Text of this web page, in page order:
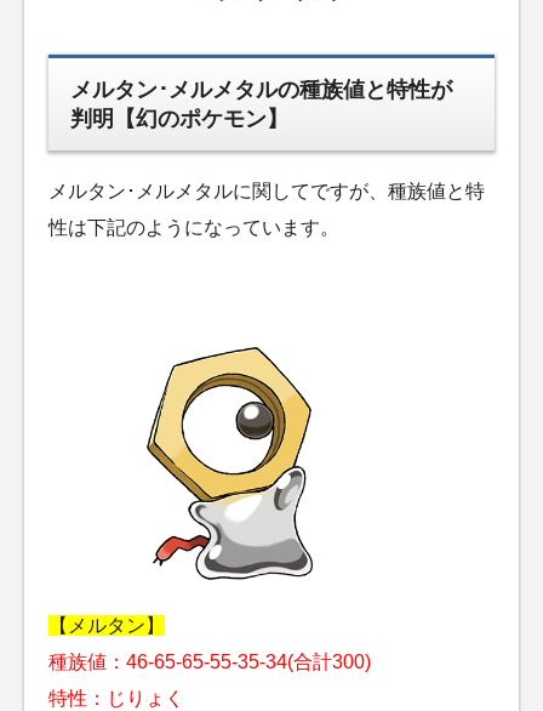
メルタン･メルメタルの種族値と特性が
判明【幻のポケモン】
メルタン･メルメタルに関してですが、種族値と特
性は下記のようになっています。
【メルタン】
種族値：46-65-65-55-35-34(合計300)
特性：じりょく